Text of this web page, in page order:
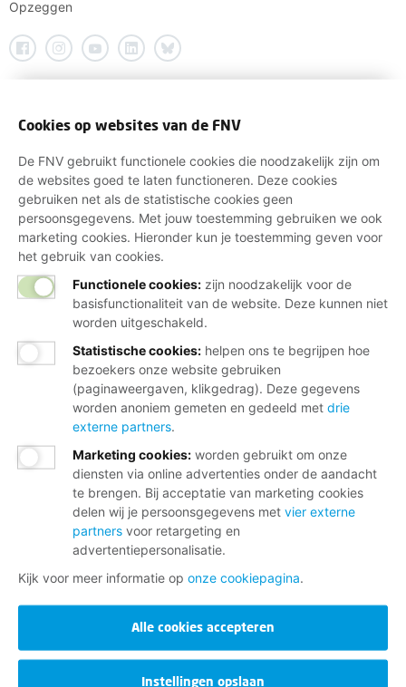
Opzeggen
Cookies op websites van de FNV
De FNV gebruikt functionele cookies die noodzakelijk zijn om
de websites goed te laten functioneren. Deze cookies
gebruiken net als de statistische cookies geen
persoonsgegevens. Met jouw toestemming gebruiken we ook
marketing cookies. Hieronder kun je toestemming geven voor
het gebruik van cookies.
Functionele cookies: zijn noodzakelijk voor de
basisfunctionaliteit van de website. Deze kunnen niet
worden uitgeschakeld.
Statistische cookies: helpen ons te begrijpen hoe
bezoekers onze website gebruiken
(paginaweergaven, klikgedrag). Deze gegevens
worden anoniem gemeten en gedeeld met drie
externe partners.
Marketing cookies: worden gebruikt om onze
diensten via online advertenties onder de aandacht
te brengen. Bij acceptatie van marketing cookies
delen wij je persoonsgegevens met vier externe
partners voor retargeting en
advertentiepersonalisatie.
Kijk voor meer informatie op onze cookiepagina.
Alle cookies accepteren
Instellingen opslaan